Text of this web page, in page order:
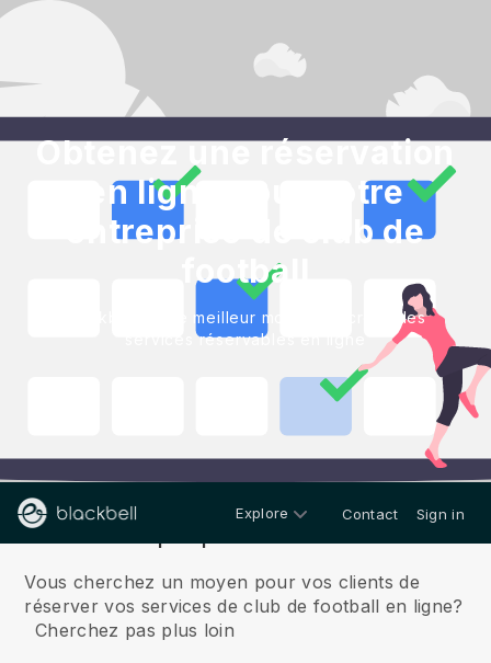
Obtenez une réservation
en ligne pour votre
entreprise de club de
football
Blackbell est le meilleur moyen de créer des
services réservables en ligne
Explore Contact Sign in
Vous cherchez un moyen pour vos clients de
réserver vos services de club de football en ligne?
Cherchez pas plus loin